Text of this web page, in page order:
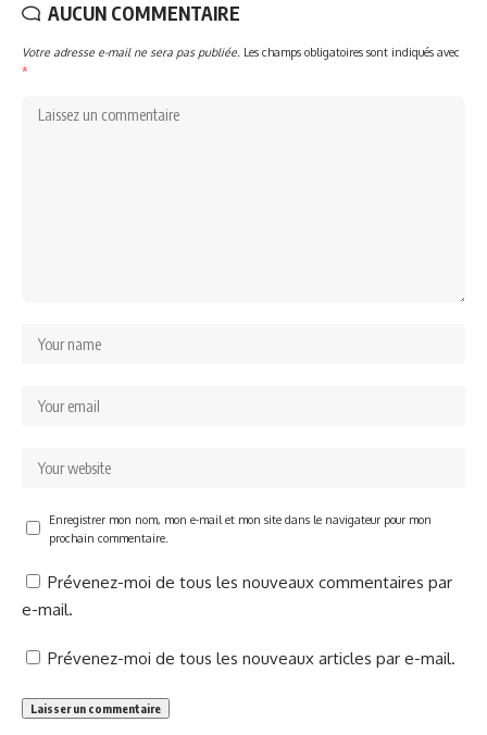
AUCUN COMMENTAIRE
Votre adresse e-mail ne sera pas publiée. Les champs obligatoires sont indiqués avec
*
Enregistrer mon nom, mon e-mail et mon site dans le navigateur pour mon
prochain commentaire.
Prévenez-moi de tous les nouveaux commentaires par
e-mail.
Prévenez-moi de tous les nouveaux articles par e-mail.